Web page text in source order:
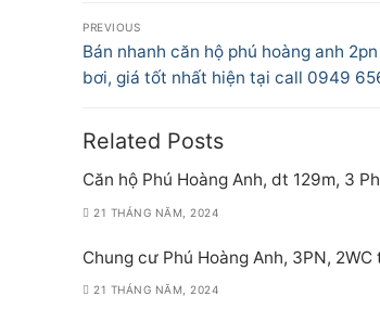
Điều
hướng
bài
viết
PREVIOUS
Previous
post:
Bán nhanh căn hộ phú hoàng anh
bơi, giá tốt nhất hiện tại call 0949
Related Posts
Căn hộ Phú Hoàng Anh, dt 129m, 3
21 THÁNG NĂM, 2024
Chung cư Phú Hoàng Anh, 3PN, 2WC
21 THÁNG NĂM, 2024